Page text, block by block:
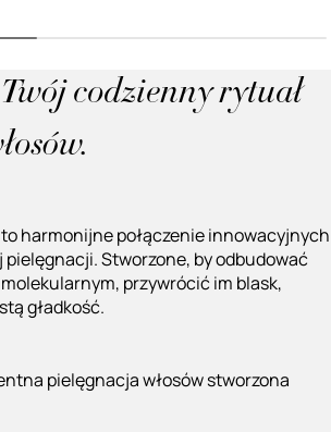
codzienny rytuał
harmonijne połączenie innowacyjnych
pielęgnacji. Stworzone, by odbudować
przywrócić im blask,
gładkość.
pielęgnacja włosów stworzona